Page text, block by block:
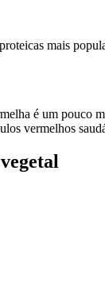
mais
é um pouco
vermelhos